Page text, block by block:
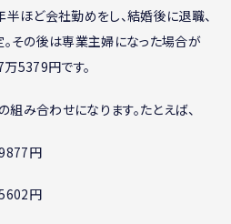
半ほど会社勤めをし、結婚後に退職、
その後は専業主婦になった場合が
5379円です。
み合わせになります。たとえば、
円
円